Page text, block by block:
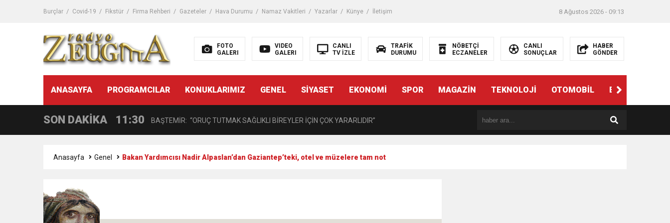
Burçlar Covid-19 Fikstür Firma Rehberi Gazeteler Hava Durumu Namaz Vakitleri Yazarlar Künye İletişim 8 Ağustos 2026 - 09:13
FOTO
GALERI
VIDEO
GALERI
CANLI
TV İZLE
TRAFİK
DURUMU
NÖBETÇİ
ECZANELER
CANLI
SONUÇLAR
HABER
GÖNDER
ANASAYFA PROGRAMCILAR KONUKLARIMIZ GENEL SİYASET EKONOMİ SPOR MAGAZİN TEKNOLOJİ OTOMOBİL EĞİTİM
SON DAKİKA
14:08 Gaziantep FK o yıldızı getiriyor
11:59 GÖĞÜS HASTALIKLARI UZMANINDAN LİSELİLERE BİLGİLENDİRME
11:30 BAŞTEMİR: “ORUÇ TUTMAK SAĞLIKLI BİREYLER İÇİN ÇOK YARARLIDIR”
Anasayfa Genel Bakan Yardımcısı Nadir Alpaslan’dan Gaziantep’teki, otel ve müzelere tam not